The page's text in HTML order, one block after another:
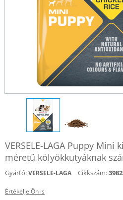
VERSELE-LAGA Puppy
méretű kölyökkutyáknak
Gyártó:VERSELE-LAGA Cikkszám:
Értékelje Ön is